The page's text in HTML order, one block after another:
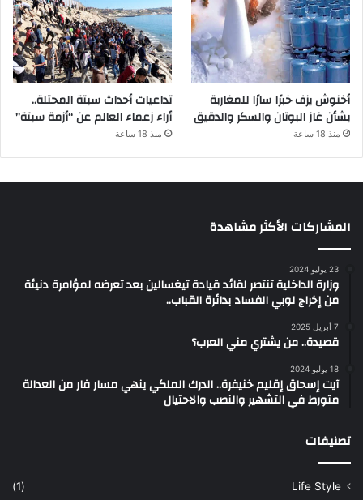
أخنوش يزف خبرًا سارًا للمغاربة
بشأن غاز البوتان والسكر والدقيق
منذ 18 ساعة
تداعيات أحداث سبتة المحتلة..
أراء زعماء العالم عن “أزمة سبتة”
منذ 18 ساعة
المشاركات الأكثر مشاهدة
23 يوليو 2024
وزارة الداخلية تنتصر لقائد قيادة تيغسالين بعد تعرضه لمؤامرة دنيئة
من إخراج لوبي الفساد بدائرة القباب..
7 أبريل 2025
قصيدة.. من يشتري مني العرب؟
18 يوليو 2024
آيت إسحاق إقليم خنيفرة.. الدرك الملكي ينهي مسار فار من العدالة
متورط في التشهير والنصب والاحتيال
تصنيفات
Life Style
(1)